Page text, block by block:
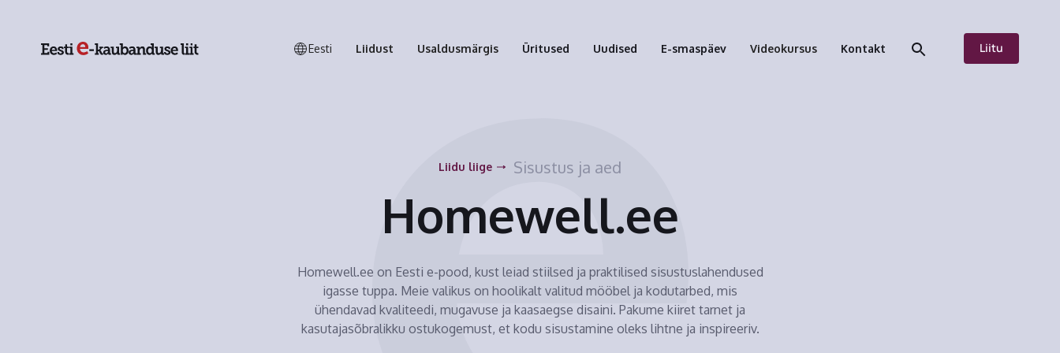
Eesti Liidust Usaldusmärgis Üritused Uudised E-smaspäev Videokursus Kontakt Liitu
Liidu liige Sisustus ja aed
Homewell.ee
Homewell.ee on Eesti e-pood, kust leiad stiilsed ja praktilised sisustuslahendused
igasse tuppa. Meie valikus on hoolikalt valitud mööbel ja kodutarbed, mis
ühendavad kvaliteedi, mugavuse ja kaasaegse disaini. Pakume kiiret tarnet ja
kasutajasõbralikku ostukogemust, et kodu sisustamine oleks lihtne ja inspireeriv.